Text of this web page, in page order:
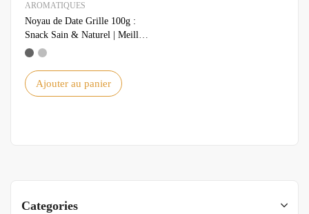
Categories
AROMATIQUES
Noyau de Date Grille 100g :
Snack Sain & Naturel | Meilleur
Prix
Ajouter au panier